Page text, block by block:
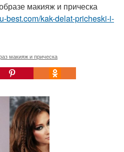
макияж и прическа
best.com/kak-delat-pricheski-i-
макияж и прическа